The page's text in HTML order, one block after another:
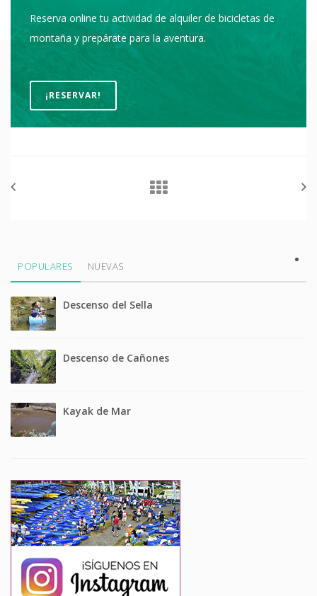
Reserva online tu actividad de alquiler de bicicletas de
montaña y prepárate para la aventura.
¡RESERVAR!
POPULARES NUEVAS
Descenso del Sella
Descenso de Cañones
Kayak de Mar